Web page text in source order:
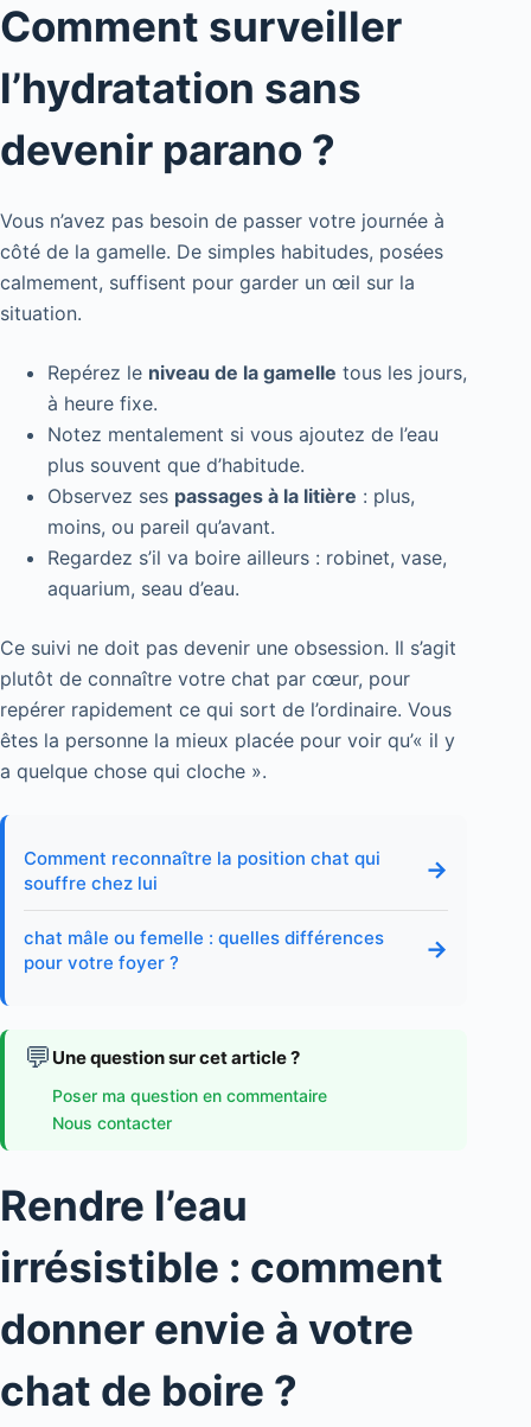
Comment surveiller
l’hydratation sans
devenir parano ?
Vous n’avez pas besoin de passer votre journée à
côté de la gamelle. De simples habitudes, posées
calmement, suffisent pour garder un œil sur la
situation.
Repérez le niveau de la gamelle tous les jours,
à heure fixe.
Notez mentalement si vous ajoutez de l’eau
plus souvent que d’habitude.
Observez ses passages à la litière : plus,
moins, ou pareil qu’avant.
Regardez s’il va boire ailleurs : robinet, vase,
aquarium, seau d’eau.
Ce suivi ne doit pas devenir une obsession. Il s’agit
plutôt de connaître votre chat par cœur, pour
repérer rapidement ce qui sort de l’ordinaire. Vous
êtes la personne la mieux placée pour voir qu’« il y
a quelque chose qui cloche ».
Comment reconnaître la position chat qui
souffre chez lui
→
chat mâle ou femelle : quelles différences
pour votre foyer ?
→
💬 Une question sur cet article ?
Poser ma question en commentaire
Nous contacter
Rendre l’eau
irrésistible : comment
donner envie à votre
chat de boire ?